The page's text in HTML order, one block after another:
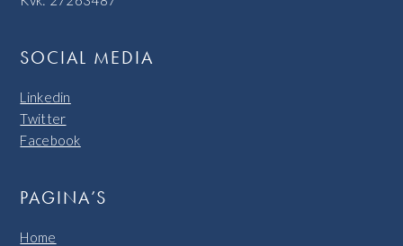
SOCIAL MEDIA
Linkedin
Twitter
Facebook
PAGINA’S
Home